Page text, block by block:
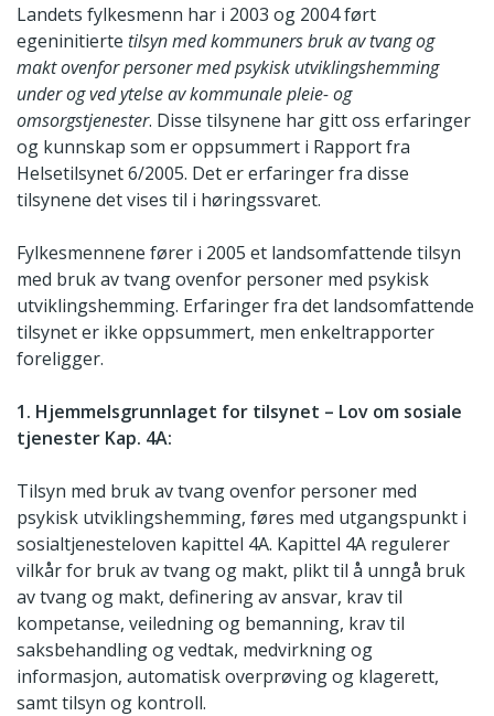
Landets fylkesmenn har i 2003 og 2004 ført
egeninitierte tilsyn med kommuners bruk av tvang og
makt ovenfor personer med psykisk utviklingshemming
under og ved ytelse av kommunale pleie- og
omsorgstjenester. Disse tilsynene har gitt oss erfaringer
og kunnskap som er oppsummert i Rapport fra
Helsetilsynet 6/2005. Det er erfaringer fra disse
tilsynene det vises til i høringssvaret.
Fylkesmennene fører i 2005 et landsomfattende tilsyn
med bruk av tvang ovenfor personer med psykisk
utviklingshemming. Erfaringer fra det landsomfattende
tilsynet er ikke oppsummert, men enkeltrapporter
foreligger.
1. Hjemmelsgrunnlaget for tilsynet – Lov om sosiale
tjenester Kap. 4A:
Tilsyn med bruk av tvang ovenfor personer med
psykisk utviklingshemming, føres med utgangspunkt i
sosialtjenesteloven kapittel 4A. Kapittel 4A regulerer
vilkår for bruk av tvang og makt, plikt til å unngå bruk
av tvang og makt, definering av ansvar, krav til
kompetanse, veiledning og bemanning, krav til
saksbehandling og vedtak, medvirkning og
informasjon, automatisk overprøving og klagerett,
samt tilsyn og kontroll.